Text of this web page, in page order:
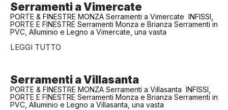
Serramenti a Vimercate
PORTE & FINESTRE MONZA Serramenti a Vimercate INFISSI,
PORTE E FINESTRE Serramenti Monza e Brianza Serramenti in
PVC, Alluminio e Legno a Vimercate, una vasta
LEGGI TUTTO
Serramenti a Villasanta
PORTE & FINESTRE MONZA Serramenti a Villasanta INFISSI,
PORTE E FINESTRE Serramenti Monza e Brianza Serramenti in
PVC, Alluminio e Legno a Villasanta, una vasta